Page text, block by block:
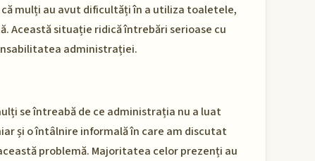
mulți au avut dificultăți în a utiliza toaletele,
Această situație ridică întrebări serioase cu
administrației.
se întreabă de ce administrația nu a luat
și o întâlnire informală în care am discutat
problemă. Majoritatea celor prezenți au